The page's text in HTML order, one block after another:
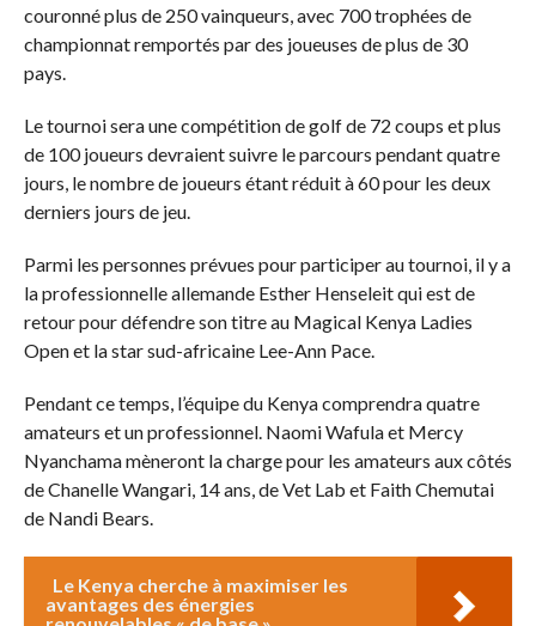
couronné plus de 250 vainqueurs, avec 700 trophées de
championnat remportés par des joueuses de plus de 30
pays.
Le tournoi sera une compétition de golf de 72 coups et plus
de 100 joueurs devraient suivre le parcours pendant quatre
jours, le nombre de joueurs étant réduit à 60 pour les deux
derniers jours de jeu.
Parmi les personnes prévues pour participer au tournoi, il y a
la professionnelle allemande Esther Henseleit qui est de
retour pour défendre son titre au Magical Kenya Ladies
Open et la star sud-africaine Lee-Ann Pace.
Pendant ce temps, l’équipe du Kenya comprendra quatre
amateurs et un professionnel. Naomi Wafula et Mercy
Nyanchama mèneront la charge pour les amateurs aux côtés
de Chanelle Wangari, 14 ans, de Vet Lab et Faith Chemutai
de Nandi Bears.
Le Kenya cherche à maximiser les
avantages des énergies